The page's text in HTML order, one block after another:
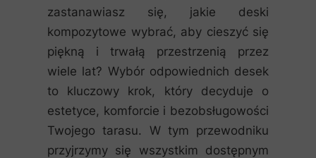
zastanawiasz się, jakie deski
kompozytowe wybrać, aby cieszyć się
piękną i trwałą przestrzenią przez
wiele lat? Wybór odpowiednich desek
to kluczowy krok, który decyduje o
estetyce, komforcie i bezobsługowości
Twojego tarasu. W tym przewodniku
przyjrzymy się wszystkim dostępnym